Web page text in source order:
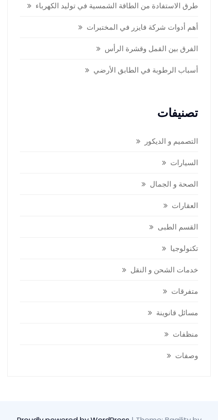
طرق الاستفادة من الطاقة الشمسية في توليد الكهرباء
أهم أدوات شركة فايزر في المختبرات
الفرق بين القمل وقشرة الرأس
أسباب الرطوبة في الطابق الأرضي
تصنيفات
التصميم و الديكور
السيارات
الصحة و الجمال
العقارات
القسم الطبى
تكنولوجيا
خدمات الشحن و النقل
متفرقات
مسائل قانوينة
منظفات
وصفات